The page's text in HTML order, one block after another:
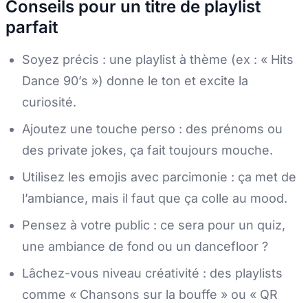
Conseils pour un titre de playlist
parfait
Soyez précis : une playlist à thème (ex : « Hits
Dance 90’s ») donne le ton et excite la
curiosité.
Ajoutez une touche perso : des prénoms ou
des private jokes, ça fait toujours mouche.
Utilisez les emojis avec parcimonie : ça met de
l’ambiance, mais il faut que ça colle au mood.
Pensez à votre public : ce sera pour un quiz,
une ambiance de fond ou un dancefloor ?
Lâchez-vous niveau créativité : des playlists
comme « Chansons sur la bouffe » ou « QR